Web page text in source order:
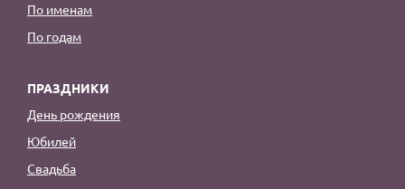
По именам
По годам
ПРАЗДНИКИ
День рождения
Юбилей
Свадьба